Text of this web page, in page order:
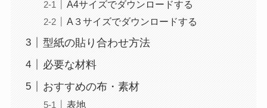
A4サイズでダウンロードする
A３サイズでダウンロードする
型紙の貼り合わせ方法
必要な材料
おすすめの布・素材
表地